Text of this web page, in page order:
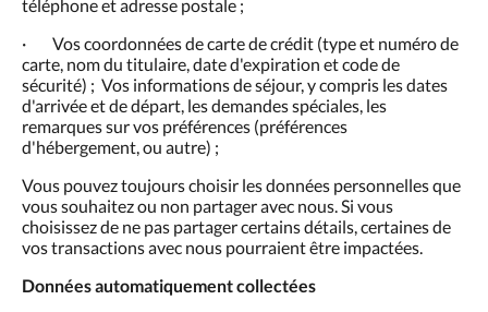
téléphone et adresse postale ;
· Vos coordonnées de carte de crédit (type et numéro de
carte, nom du titulaire, date d'expiration et code de
sécurité) ; Vos informations de séjour, y compris les dates
d'arrivée et de départ, les demandes spéciales, les
remarques sur vos préférences (préférences
d'hébergement, ou autre) ;
Vous pouvez toujours choisir les données personnelles que
vous souhaitez ou non partager avec nous. Si vous
choisissez de ne pas partager certains détails, certaines de
vos transactions avec nous pourraient être impactées.
Données automatiquement collectées